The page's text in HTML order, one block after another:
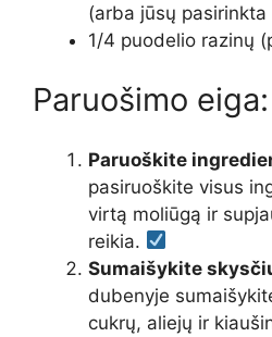
(arba jūsų pasirinkta
1/4 puodelio razinų
Paruošimo eiga:
Paruoškite
pasiruoškite visus
virtą moliūgą ir
reikia.
Sumaišykite
dubenyje
cukrų, aliejų ir